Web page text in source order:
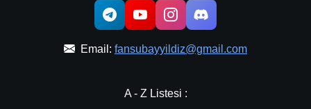
Email: fansubayyildiz@gmail.com
A - Z Listesi :